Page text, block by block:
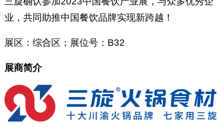
业，共同助推中国餐饮品牌实现新跨越！
展区：综合区；展位号：B32
展商简介